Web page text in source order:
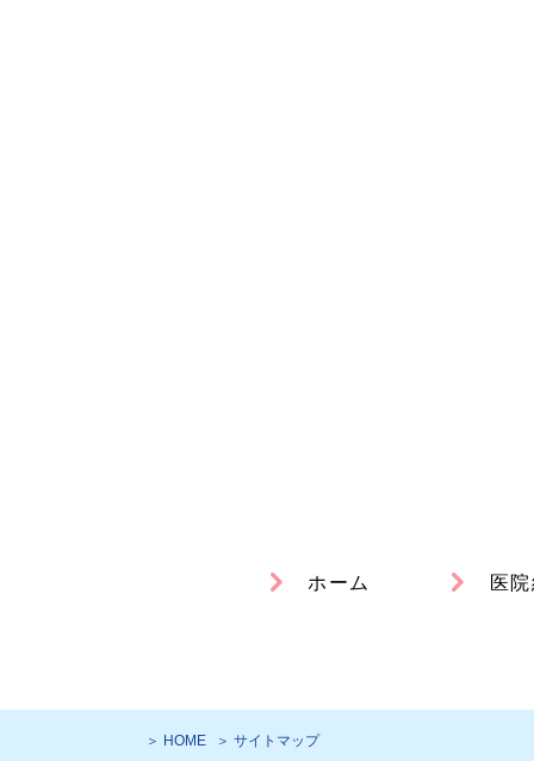
ホーム 医
＞ HOME ＞ サイトマップ